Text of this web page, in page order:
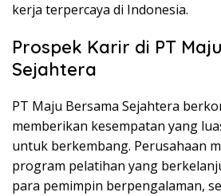
kerja terpercaya di Indonesia.
Prospek Karir di PT
Sejahtera
PT Maju Bersama Sejahtera
memberikan kesempatan yang
untuk berkembang. Perusahaan
program pelatihan yang
para pemimpin berpengalaman,